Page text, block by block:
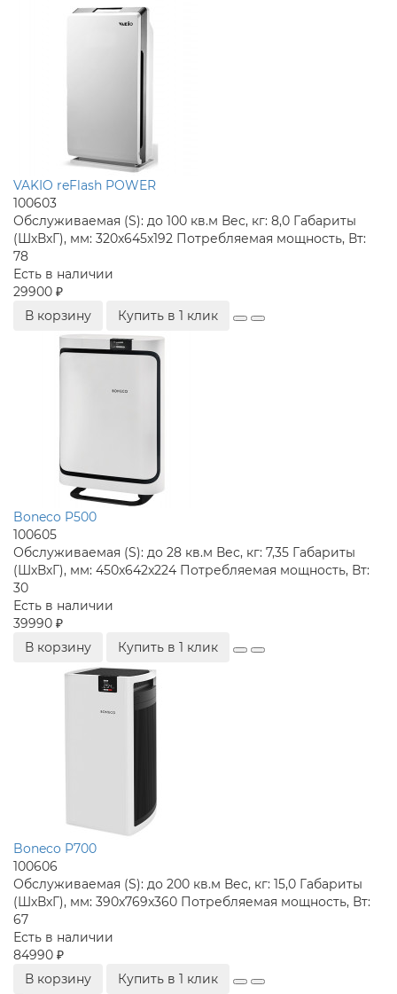
VAKIO reFlash POWER
100603
Обслуживаемая (S): до 100 кв.м Вес, кг: 8,0 Габариты
(ШхВхГ), мм: 320x645x192 Потребляемая мощность, Вт:
78
Есть в наличии
29900 ₽
В корзину
Купить в 1 клик
Boneco P500
100605
Обслуживаемая (S): до 28 кв.м Вес, кг: 7,35 Габариты
(ШхВхГ), мм: 450x642x224 Потребляемая мощность, Вт:
30
Есть в наличии
39990 ₽
В корзину
Купить в 1 клик
Boneco P700
100606
Обслуживаемая (S): до 200 кв.м Вес, кг: 15,0 Габариты
(ШхВхГ), мм: 390x769x360 Потребляемая мощность, Вт:
67
Есть в наличии
84990 ₽
В корзину
Купить в 1 клик